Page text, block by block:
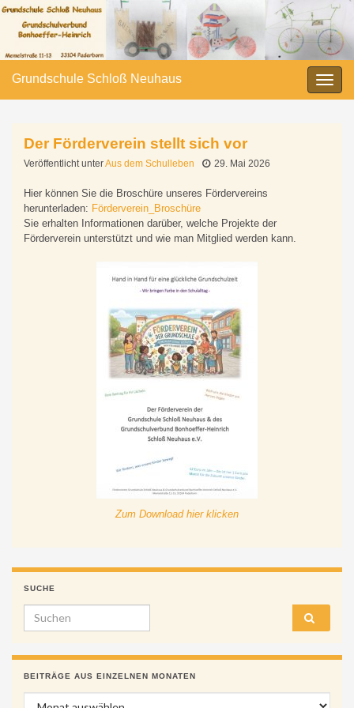
Grundschule Schloß Neuhaus
Der Förderverein stellt sich vor
Veröffentlicht unterAus dem Schulleben 29. Mai 2026
Hier können Sie die Broschüre unseres Fördervereins
herunterladen: Förderverein_Broschüre
Sie erhalten Informationen darüber, welche Projekte der
Förderverein unterstützt und wie man Mitglied werden kann.
Zum Download hier klicken
SUCHE
Search for:
BEITRÄGE AUS EINZELNEN MONATEN
Beiträge aus einzelnen Monaten